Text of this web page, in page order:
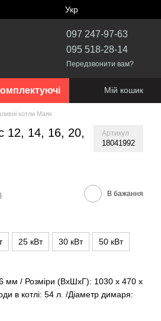
Укр
097 247-97-63
095 518-28-14
Передзвонити вам?
Мій кошик
котли Маяк
12, 14, 16, 20,
Артикул
18041992
В бажання
25 кВт 30 кВт 50 кВт
мм / Розміри (ВхШхГ): 1030 х 470 х
в котлі: 54 л. /Діаметр димаря: